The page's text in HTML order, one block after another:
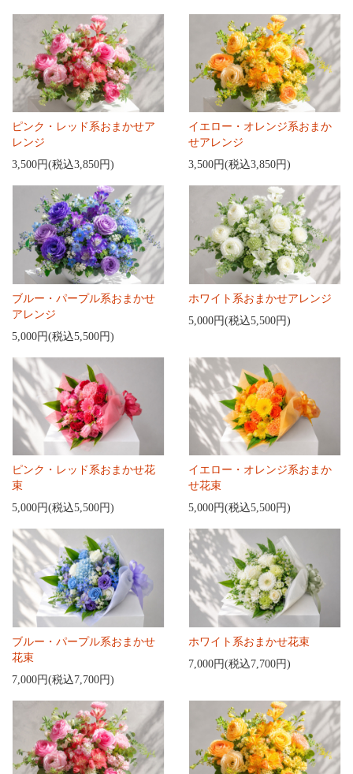
ピンク・レッド系おまかせア
レンジ
3,500円(税込3,850円)
イエロー・オレンジ系おまか
せアレンジ
3,500円(税込3,850円)
ブルー・パープル系おまかせ
アレンジ
5,000円(税込5,500円)
ホワイト系おまかせアレンジ
5,000円(税込5,500円)
ピンク・レッド系おまかせ花
束
5,000円(税込5,500円)
イエロー・オレンジ系おまか
せ花束
5,000円(税込5,500円)
ブルー・パープル系おまかせ
花束
7,000円(税込7,700円)
ホワイト系おまかせ花束
7,000円(税込7,700円)